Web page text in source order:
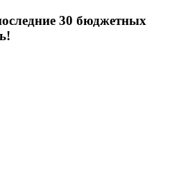
30 бюджетных